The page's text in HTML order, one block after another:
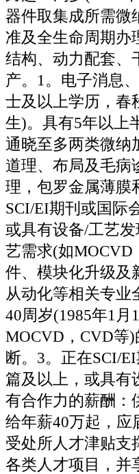
器件取集成所需微
准及全生命周期办
结构、动力配套、
产。1。电子消息
士及以上学历，春
生)。具有5年以上
通晓至多两类微纳
道理、布局及毛病
理，包罗金属薄膜
SCI/EI期刊或国际
或具有设备/工艺
艺需求(如MOCVD
件、模块化升级及
从动化等相关专业
40周岁(1985年1
MOCVD，CVD等
断。3。正在SCI/
篇及以上，或具有
有合作力的薪酬：
给年薪40万起，应
受处所人才津贴支
各类人才项目，并